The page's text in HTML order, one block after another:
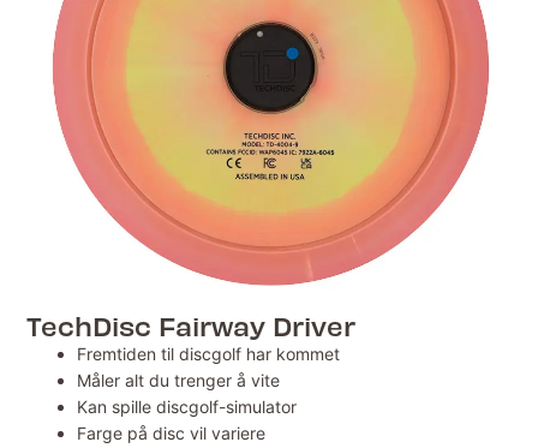
TechDisc Fairway Driver
Fremtiden til discgolf har kommet
Måler alt du trenger å vite
Kan spille discgolf-simulator
Farge på disc vil variere